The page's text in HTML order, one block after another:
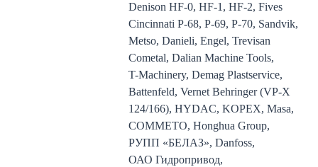
Denison HF-0, HF-1, HF-2, Fives
Cincinnati P-68, P-69, P-70, Sandvik,
Metso, Danieli, Engel, Trevisan
Cometal, Dalian Machine Tools,
T-Machinery, Demag Plastservice,
Battenfeld, Vernet Behringer (VP-X
124/166), HYDAC, KOPEX, Masa,
COMMETO, Honghua Group,
РУПП «БЕЛАЗ», Danfoss,
ОАО Гидропривод,